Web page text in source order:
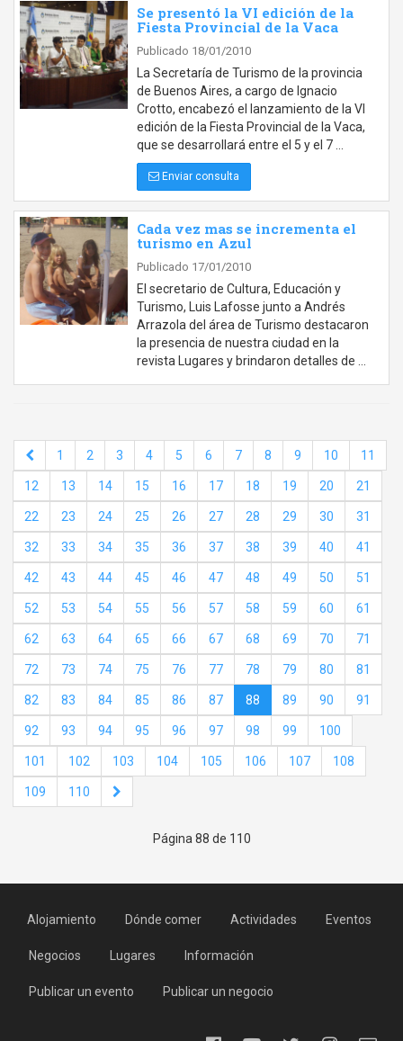
Se presentó la VI edición de la
Fiesta Provincial de la Vaca
Publicado 18/01/2010
La Secretaría de Turismo de la provincia
de Buenos Aires, a cargo de Ignacio
Crotto, encabezó el lanzamiento de la VI
edición de la Fiesta Provincial de la Vaca,
que se desarrollará entre el 5 y el 7 …
Enviar consulta
Cada vez mas se incrementa el
turismo en Azul
Publicado 17/01/2010
El secretario de Cultura, Educación y
Turismo, Luis Lafosse junto a Andrés
Arrazola del área de Turismo destacaron
la presencia de nuestra ciudad en la
revista Lugares y brindaron detalles de …
1 2 3 4 5 6 7 8 9 10 11
12 13 14 15 16 17 18 19 20 21
22 23 24 25 26 27 28 29 30 31
32 33 34 35 36 37 38 39 40 41
42 43 44 45 46 47 48 49 50 51
52 53 54 55 56 57 58 59 60 61
62 63 64 65 66 67 68 69 70 71
72 73 74 75 76 77 78 79 80 81
82 83 84 85 86 87 88 89 90 91
92 93 94 95 96 97 98 99 100
101 102 103 104 105 106 107 108
109 110
Página 88 de 110
Alojamiento Dónde comer Actividades Eventos
Negocios Lugares Información
Publicar un evento Publicar un negocio